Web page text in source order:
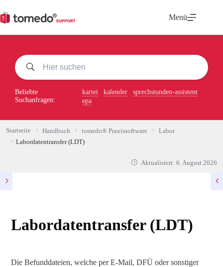
Inhalt
springen
Menü
Beliebte
Suchanfragen:
kartei kalender
sprechstunden-assistent
epa
Startseite Handbuch tomedo® Praxissoftware
Labor
Labordatentransfer (LDT)
Aktualisiert: 6. August 2026
Labordatentransfer (LDT)
Die Befunddateien, welche per E-Mail, DFÜ oder sonstiger